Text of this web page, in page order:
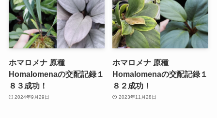
ホマロメナ 原種
Homalomenaの交配記録１
８３成功！
2024年9月29日
ホマロメナ 原種
Homalomenaの交配記録１
８２成功！
2023年11月28日